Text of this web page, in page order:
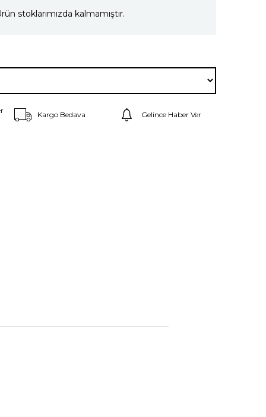
stoklarımızda kalmamıştır.
Kargo Bedava Gelince Haber Ver